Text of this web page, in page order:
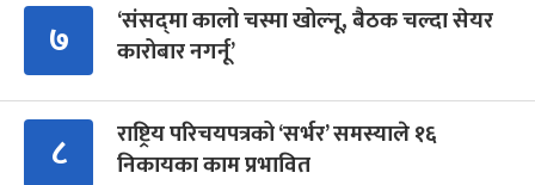
७
‘संसद्‍मा कालो चस्मा खोल्नू, बैठक चल्दा सेयर
कारोबार नगर्नू’
८
राष्ट्रिय परिचयपत्रको ‘सर्भर’ समस्याले १६
निकायका काम प्रभावित